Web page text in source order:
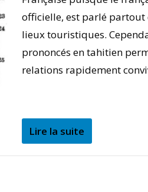
officielle, est parlé
lieux touristiques.
prononcés en tahitien
relations rapidement
Lire la suite